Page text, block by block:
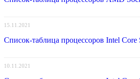
15.11.2021
Список-таблица процессоров Intel Core
10.11.2021